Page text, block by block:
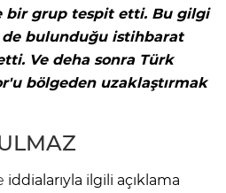
bir grup tespit etti. Bu gilgi
bulunduğu istihbarat
Ve deha sonra Türk
bölgeden uzaklaştırmak
iddialarıyla ilgili açıklama